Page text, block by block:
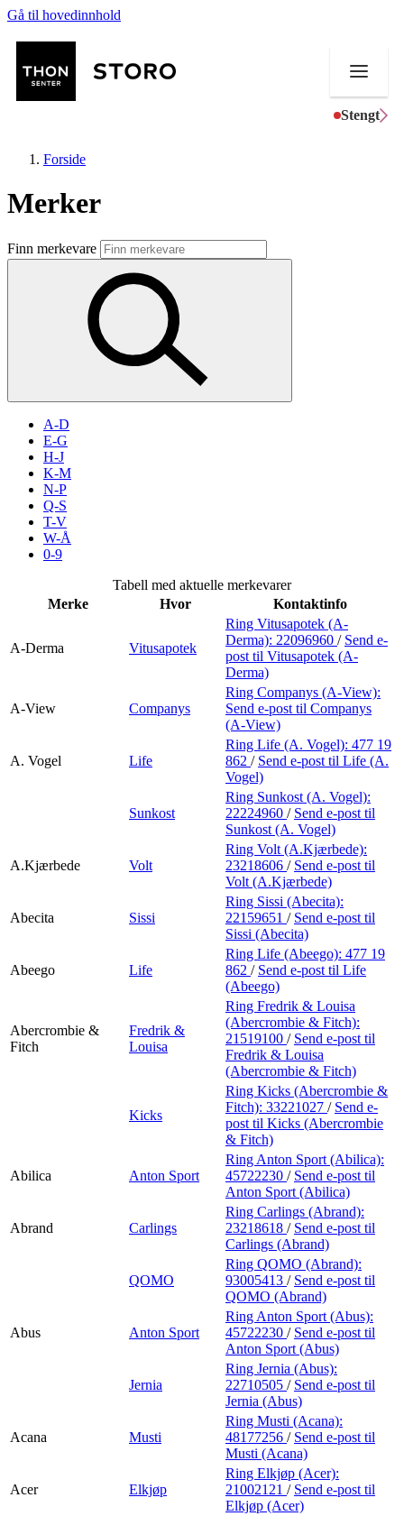
Gå til hovedinnhold
Stengt
Butikker
Mat og drikke
Aktiviteter
Merker
Inspirasjon
Søk
Åpningstider
Praktisk informasjon
Magasin
Forside
Merker
Finn merkevare
A-D
E-G
H-J
K-M
N-P
Q-S
T-V
W-Å
0-9
Tabell med aktuelle merkevarer
Merke
Hvor Kontaktinfo
A-Derma Vitusapotek
Ring Vitusapotek (A-
Derma): 22096960 / Send e-
post til Vitusapotek (A-
Derma)
A-View Companys
Ring Companys (A-View):
Send e-post til Companys
(A-View)
A. Vogel Life
Ring Life (A. Vogel): 477 19
862 / Send e-post til Life (A.
Vogel)
Sunkost
Ring Sunkost (A. Vogel):
22224960 / Send e-post til
Sunkost (A. Vogel)
A.Kjærbede Volt
Ring Volt (A.Kjærbede):
23218606 / Send e-post til
Volt (A.Kjærbede)
Abecita Sissi
Ring Sissi (Abecita):
22159651 / Send e-post til
Sissi (Abecita)
Abeego Life
Ring Life (Abeego): 477 19
862 / Send e-post til Life
(Abeego)
Abercrombie &
Fitch
Fredrik &
Louisa
Ring Fredrik & Louisa
(Abercrombie & Fitch):
21519100 / Send e-post til
Fredrik & Louisa
(Abercrombie & Fitch)
Kicks
Ring Kicks (Abercrombie &
Fitch): 33221027 / Send e-
post til Kicks (Abercrombie
& Fitch)
Abilica Anton Sport
Ring Anton Sport (Abilica):
45722230 / Send e-post til
Anton Sport (Abilica)
Abrand Carlings
Ring Carlings (Abrand):
23218618 / Send e-post til
Carlings (Abrand)
QOMO
Ring QOMO (Abrand):
93005413 / Send e-post til
QOMO (Abrand)
Abus Anton Sport
Ring Anton Sport (Abus):
45722230 / Send e-post til
Anton Sport (Abus)
Jernia
Ring Jernia (Abus):
22710505 / Send e-post til
Jernia (Abus)
Acana Musti
Ring Musti (Acana):
48177256 / Send e-post til
Musti (Acana)
Acer Elkjøp
Ring Elkjøp (Acer):
21002121 / Send e-post til
Elkjøp (Acer)